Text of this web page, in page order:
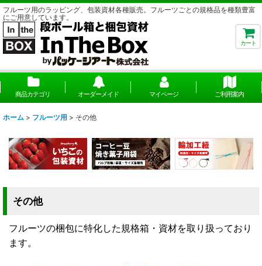
フルーツ用のラッビング、包装資材各種販売。フルーツごとの規格品を種類豊富
にご用意しています。
カート
商品カテゴリ オーダーメイド マイページ ご利用案内
ホーム > フルーツ用 > その他
その他
フルーツの梱包に特化した規格箱・資材を取り扱っており
ます。